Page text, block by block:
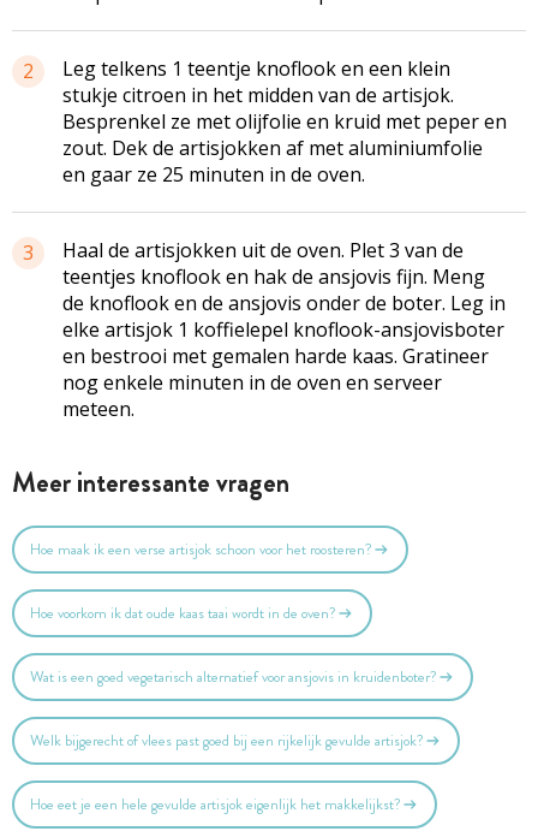
2
Leg telkens 1 teentje knoflook en een klein
stukje citroen in het midden van de artisjok.
Besprenkel ze met olijfolie en kruid met peper en
zout. Dek de artisjokken af met aluminiumfolie
en gaar ze 25 minuten in de oven.
3
Haal de artisjokken uit de oven. Plet 3 van de
teentjes knoflook en hak de ansjovis fijn. Meng
de knoflook en de ansjovis onder de boter. Leg in
elke artisjok 1 koffielepel knoflook-ansjovisboter
en bestrooi met gemalen harde kaas. Gratineer
nog enkele minuten in de oven en serveer
meteen.
Meer interessante vragen
Hoe maak ik een verse artisjok schoon voor het roosteren?
Hoe voorkom ik dat oude kaas taai wordt in de oven?
Wat is een goed vegetarisch alternatief voor ansjovis in kruidenboter?
Welk bijgerecht of vlees past goed bij een rijkelijk gevulde artisjok?
Hoe eet je een hele gevulde artisjok eigenlijk het makkelijkst?